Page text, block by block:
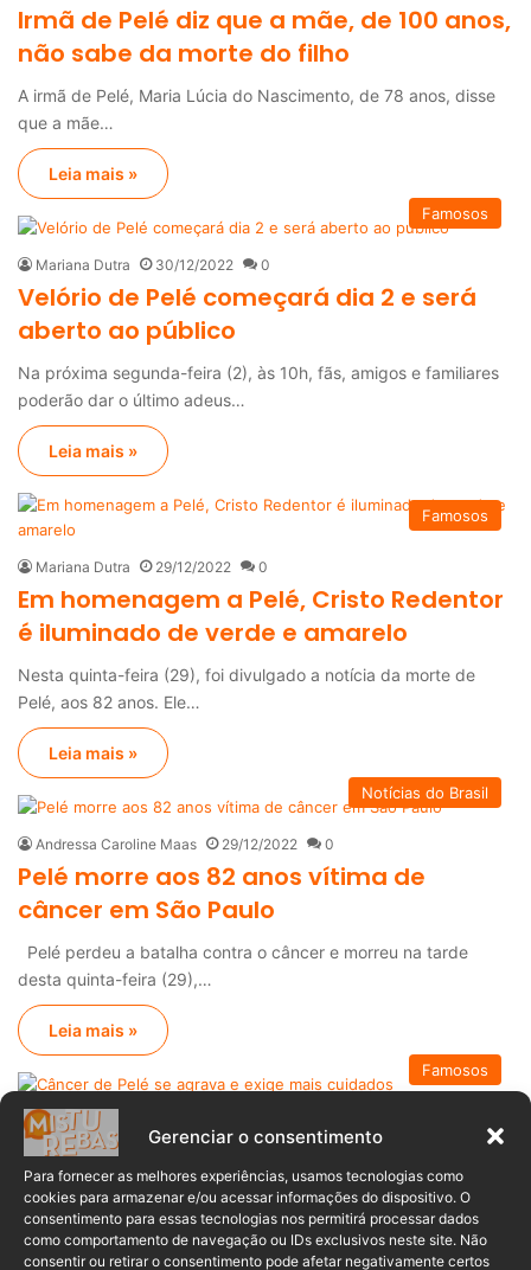
Gerenciar o consentimento
Para fornecer as melhores experiências, usamos tecnologias como
cookies para armazenar e/ou acessar informações do dispositivo. O
consentimento para essas tecnologias nos permitirá processar dados
como comportamento de navegação ou IDs exclusivos neste site. Não
consentir ou retirar o consentimento pode afetar negativamente certos
Irmã de Pelé diz que a mãe, de 100 anos,
não sabe da morte do filho
A irmã de Pelé, Maria Lúcia do Nascimento, de 78 anos, disse
que a mãe…
Leia mais »
Famosos
Mariana Dutra 30/12/2022 0
Velório de Pelé começará dia 2 e será
aberto ao público
Na próxima segunda-feira (2), às 10h, fãs, amigos e familiares
poderão dar o último adeus…
Leia mais »
Famosos
Mariana Dutra 29/12/2022 0
Em homenagem a Pelé, Cristo Redentor
é iluminado de verde e amarelo
Nesta quinta-feira (29), foi divulgado a notícia da morte de
Pelé, aos 82 anos. Ele…
Leia mais »
Notícias do Brasil
Andressa Caroline Maas 29/12/2022 0
Pelé morre aos 82 anos vítima de
câncer em São Paulo
Pelé perdeu a batalha contra o câncer e morreu na tarde
desta quinta-feira (29),…
Leia mais »
Famosos
Mariana Dutra
Câncer de Pelé se agrava e exige mais
cuidados
O estado de saúde do Rei Pelé piorou e agora ele precisará de
maiores cuidados relacionados…